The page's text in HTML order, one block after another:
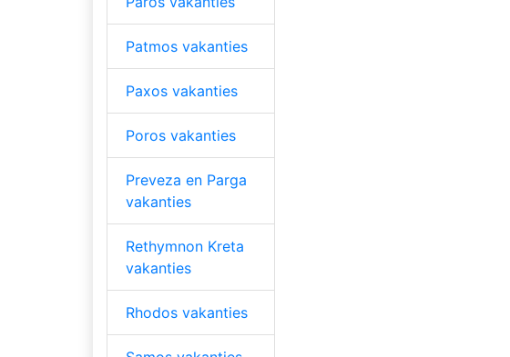
Patmos vakanties
Paxos vakanties
Poros vakanties
Preveza en Parga
vakanties
Rethymnon Kreta
vakanties
Rhodos vakanties